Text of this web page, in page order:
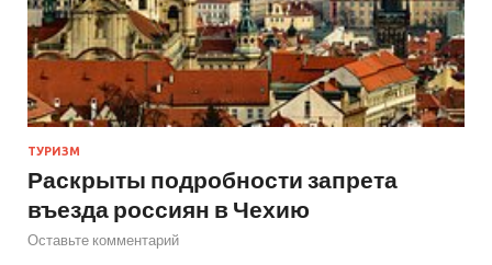
ТУРИЗМ
Раскрыты подробности запрета
въезда россиян в Чехию
Оставьте комментарий